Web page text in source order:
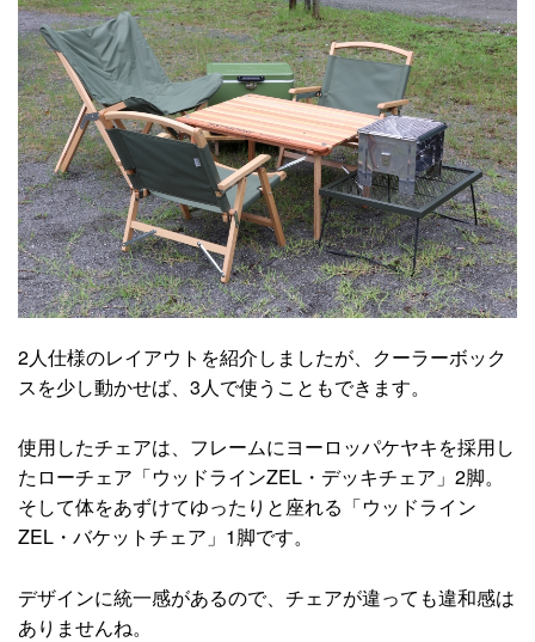
2人仕様のレイアウトを紹介しましたが、クーラーボック
スを少し動かせば、3人で使うこともできます。
使用したチェアは、フレームにヨーロッパケヤキを採用し
たローチェア「ウッドラインZEL・デッキチェア」2脚。
そして体をあずけてゆったりと座れる「ウッドライン
ZEL・バケットチェア」1脚です。
デザインに統一感があるので、チェアが違っても違和感は
ありませんね。